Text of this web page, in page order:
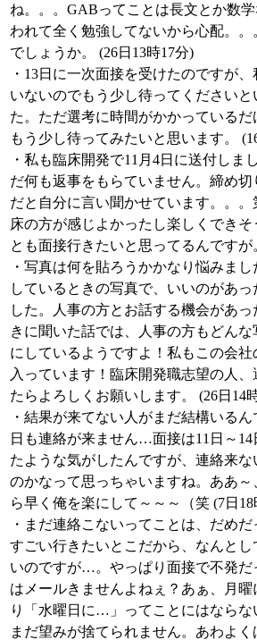
ね。。。GABってことは長文とか数
われて全く勉強してないから心配。
でしょうか。 (26日13時17分)
・13日に一次面接を受けたのですが
いないのでもう少し待ってください
た。ただ選考に時間がかかっている
もう少し待ってみたいと思います。
・私も臨床開発で11月4日に送付しま
だ何も返事をもらていません。締め
だと自分に言い聞かせています。。
床の方が感じよかったし楽しくでき
とも面接行きたいと思ってるんですが
・写真は何を貼ろうかかなり悩みま
しているときの写真で、いいのがあっ
した。人事の方とお話する機会があ
きに聞いた話では、人事の方もどん
にしているようですよ！私もこの会
入っています！臨床開発職志望の人
たらよろしくお願いします。 (26日14
・結果が来てない人がまだ結構いる
日も連絡が来ません…面接は11日～
たような気がしたんですが、連絡来
のかなって思っちゃいますね。ああ
ら早く俺を楽にして～～～（笑 (7日18
・まだ連絡こないってことは、だめ
すごい行きたいとこだから、なんとし
いのですが…。やっぱり面接で不発だ
はメールきませんよねぇ？あぁ、月
り「水曜日に…」ってことにはならな
まだ望みが捨てられません。あわよく